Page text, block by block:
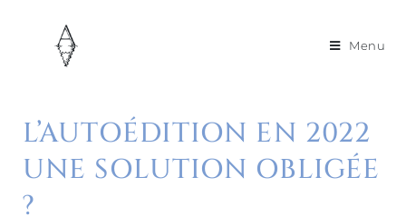
Menu
L’AUTOÉDITION EN 2022
UNE SOLUTION OBLIGÉE
?